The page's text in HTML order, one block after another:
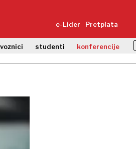
e-Lider Pretplata
studenti konferencije